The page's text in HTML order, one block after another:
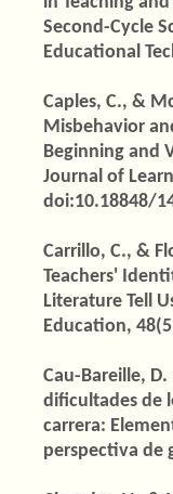
Second-Cycle
Educational
Caples, C., &
Misbehavior
Beginning and
Journal of
doi:10.18848/
Carrillo, C., &
Teachers'
Literature Tell
Education,
Cau-Bareille,
dificultades de
carrera:
perspectiva de